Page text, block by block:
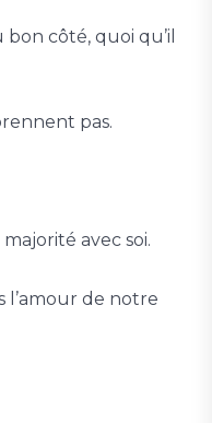
côté, quoi qu’il
pas.
majorité avec soi.
l’amour de notre